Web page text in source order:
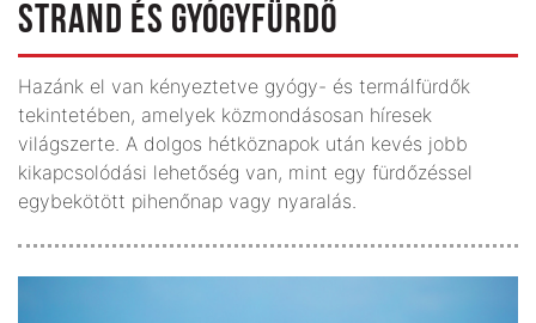
STRAND ÉS GYÓGYFÜRDŐ
Hazánk el van kényeztetve gyógy- és termálfürdők
tekintetében, amelyek közmondásosan híresek
világszerte. A dolgos hétköznapok után kevés jobb
kikapcsolódási lehetőség van, mint egy fürdőzéssel
egybekötött pihenőnap vagy nyaralás.